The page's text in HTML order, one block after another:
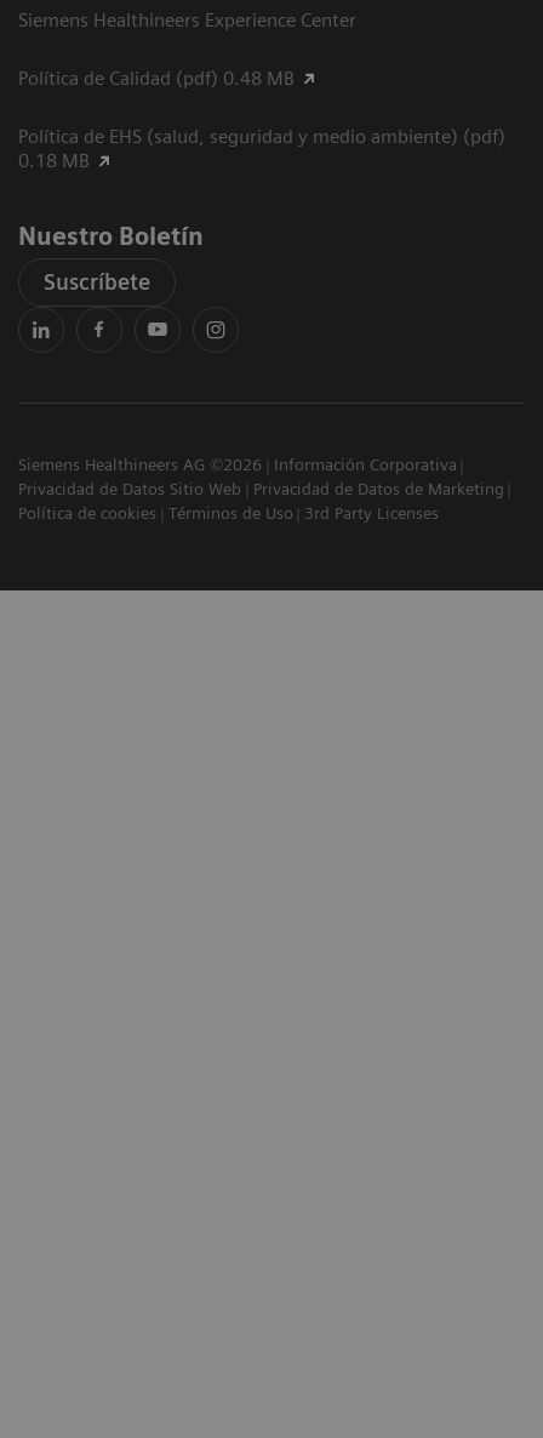
Siemens Healthineers Experience Center
Política de Calidad (pdf) 0.48 MB
Política de EHS (salud, seguridad y medio ambiente) (pdf)
0.18 MB
Nuestro Boletín
Suscríbete
Siemens Healthineers AG ©2026
Información Corporativa
Privacidad de Datos Sitio Web
Privacidad de Datos de Marketing
Política de cookies
Términos de Uso 3rd Party Licenses